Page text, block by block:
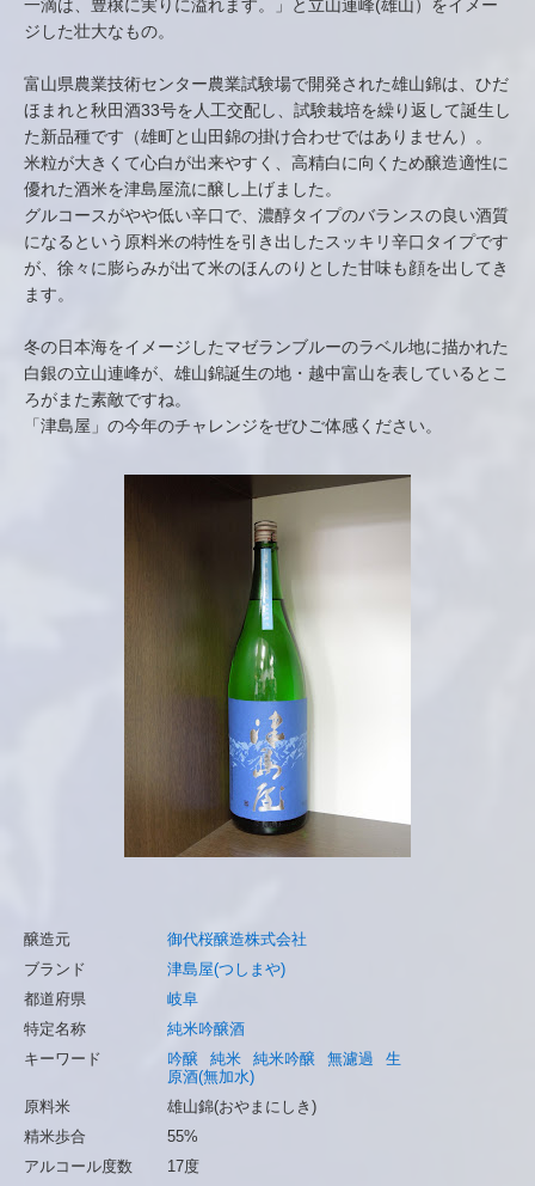
一滴は、豊穣に実りに溢れます。」と立山連峰(雄山）をイメー
ジした壮大なもの。
富山県農業技術センター農業試験場で開発された雄山錦は、ひだ
ほまれと秋田酒33号を人工交配し、試験栽培を繰り返して誕生し
た新品種です（雄町と山田錦の掛け合わせではありません）。
米粒が大きくて心白が出来やすく、高精白に向くため醸造適性に
優れた酒米を津島屋流に醸し上げました。
グルコースがやや低い辛口で、濃醇タイプのバランスの良い酒質
になるという原料米の特性を引き出したスッキリ辛口タイプです
が、徐々に膨らみが出て米のほんのりとした甘味も顔を出してき
ます。
冬の日本海をイメージしたマゼランブルーのラベル地に描かれた
白銀の立山連峰が、雄山錦誕生の地・越中富山を表しているとこ
ろがまた素敵ですね。
「津島屋」の今年のチャレンジをぜひご体感ください。
醸造元
御代桜醸造株式会社
ブランド
津島屋(つしまや)
都道府県
岐阜
特定名称
純米吟醸酒
キーワード
吟醸 純米 純米吟醸 無濾過
生
原酒(無加水)
原料米
雄山錦(おやまにしき)
精米歩合
55%
アルコール度数
17度